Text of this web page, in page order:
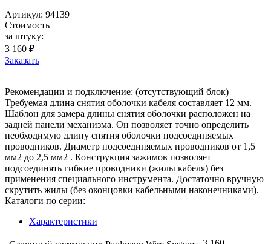
Артикул: 94139
Стоимость
за штуку:
3 160 ₽
Заказать
Рекомендации и подключение: (отсутствующий блок)
Требуемая длина снятия оболочки кабеля составляет 12 мм.
Шаблон для замера длины снятия оболочки расположен на
задней панели механизма. Он позволяет точно определить
необходимую длину снятия оболочки подсоединяемых
проводников. Диаметр подсоединяемых проводников от 1,5
мм2 до 2,5 мм2 . Конструкция зажимов позволяет
подсоединять гибкие проводники (жилы кабеля) без
применения специального инструмента. Достаточно вручную
скрутить жилы (без оконцовки кабельными наконечниками).
Каталоги по серии:
Характеристики